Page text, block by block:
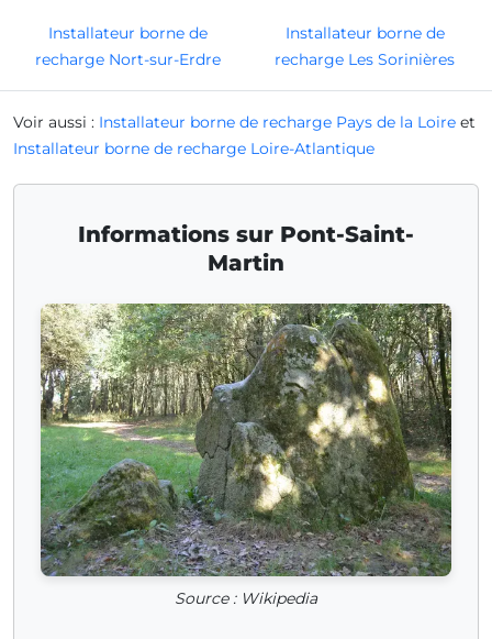
Installateur borne de
recharge Nort-sur-Erdre
Installateur borne de
recharge Les Sorinières
Voir aussi : Installateur borne de recharge Pays de la Loire et
Installateur borne de recharge Loire-Atlantique
Informations sur Pont-Saint-
Martin
Source : Wikipedia